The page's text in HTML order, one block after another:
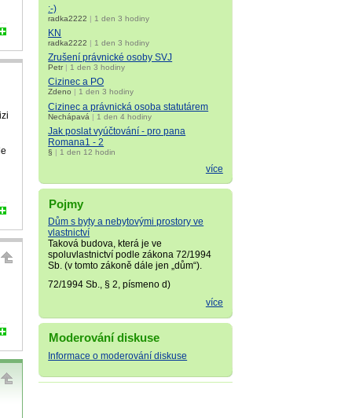
:-)
radka2222 | 1 den 3 hodiny
KN
radka2222 | 1 den 3 hodiny
Zrušení právnické osoby SVJ
Petr| 1 den 3 hodiny
Cizinec a PO
Zdeno 1 den 3 hodiny
Cizinec a právnická osoba statutárem
Nechápavá | 1 den 4 hodiny
Jak poslat vyúčtování - pro pana
Romana1 - 2
§ | 1 den 12 hodin
více
Pojmy
Dům s byty a nebytovými prostory ve
vlastnictví
Taková budova, která je ve
spoluvlastnictví podle zákona 72/1994
Sb. (v tomto zákoně dále jen „dům“).
72/1994 Sb., § 2, písmeno d)
více
Moderování diskuse
Informace o moderování diskuse